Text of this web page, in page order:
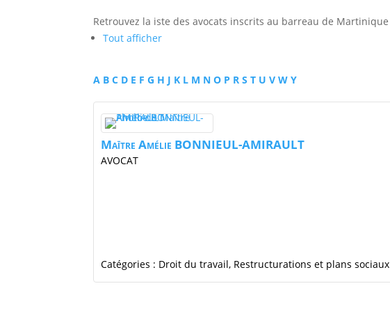
Retrouvez la iste des avocats inscrits au barreau de Martinique
Tout afficher
A B C D E F G H J K L M N O P R S T U V W Y
Maītre Amélie BONNIEUL-AMIRAULT
AVOCAT
Catégories : Droit du travail, Restructurations et plans sociaux